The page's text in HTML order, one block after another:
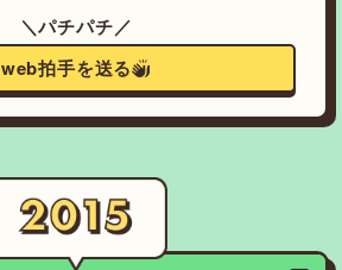
＼パチパチ／
web拍手を送る